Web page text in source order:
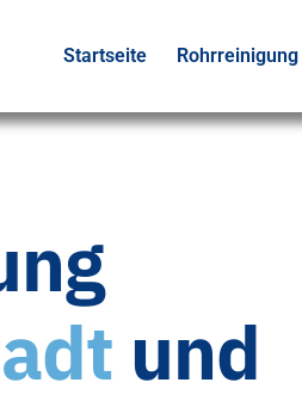
Startseite Rohrreinigung
und